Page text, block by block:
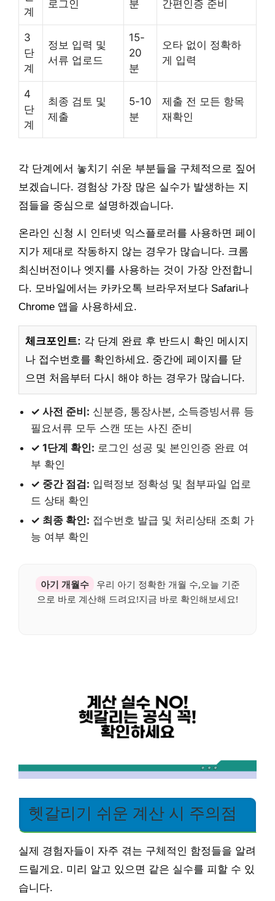
계
로그인 분 간편인증 준비
3
단
계
정보 입력 및
서류 업로드
15-
20
분
오타 없이 정확하
게 입력
4
단
계
최종 검토 및
제출
5-10
분
제출 전 모든 항목
재확인
각 단계에서 놓치기 쉬운 부분들을 구체적으로 짚어
보겠습니다. 경험상 가장 많은 실수가 발생하는 지
점들을 중심으로 설명하겠습니다.
온라인 신청 시 인터넷 익스플로러를 사용하면 페이
지가 제대로 작동하지 않는 경우가 많습니다. 크롬
최신버전이나 엣지를 사용하는 것이 가장 안전합니
다. 모바일에서는 카카오톡 브라우저보다 Safari나
Chrome 앱을 사용하세요.
체크포인트: 각 단계 완료 후 반드시 확인 메시지
나 접수번호를 확인하세요. 중간에 페이지를 닫
으면 처음부터 다시 해야 하는 경우가 많습니다.
✓ 사전 준비: 신분증, 통장사본, 소득증빙서류 등
필요서류 모두 스캔 또는 사진 준비
✓ 1단계 확인: 로그인 성공 및 본인인증 완료 여
부 확인
✓ 중간 점검: 입력정보 정확성 및 첨부파일 업로
드 상태 확인
✓ 최종 확인: 접수번호 발급 및 처리상태 조회 가
능 여부 확인
아기 개월수
우리 아기 정확한 개월 수,오늘 기준
으로 바로 계산해 드려요!지금 바로 확인해보세요!
헷갈리기 쉬운 계산 시 주의점
실제 경험자들이 자주 겪는 구체적인 함정들을 알려
드릴게요. 미리 알고 있으면 같은 실수를 피할 수 있
습니다.